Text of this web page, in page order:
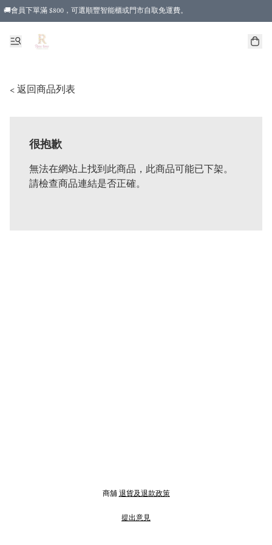
🚚會員下單滿 $800，可選順豐智能櫃或門市自取免運費。
< 返回商品列表
很抱歉
無法在網站上找到此商品，此商品可能已下架。
請檢查商品連結是否正確。
商舖 退貨及退款政策
提出意見